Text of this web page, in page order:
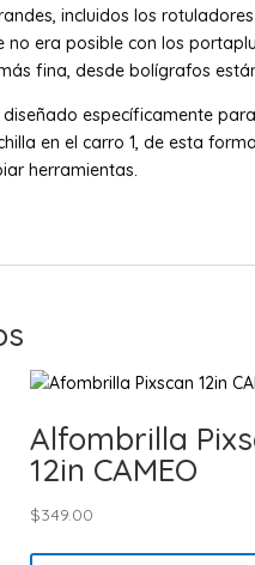
incluidos los
era posible con los
fina, desde bolígrafos
específicamente
en el carro 1, de esta
herramientas.
Alfombrilla
12in CAMEO
$349.00